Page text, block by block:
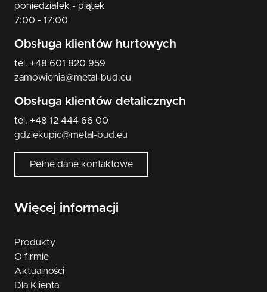
poniedziałek - piątek
7:00 - 17:00
Obsługa klientów hurtowych
tel. +48 601 820 959
zamowienia@metal-bud.eu
Obsługa klientów detalicznych
tel. +48 12 444 66 00
gdziekupic@metal-bud.eu
Pełne dane kontaktowe
Więcej informacji
Produkty
O firmie
Aktualności
Dla Klienta